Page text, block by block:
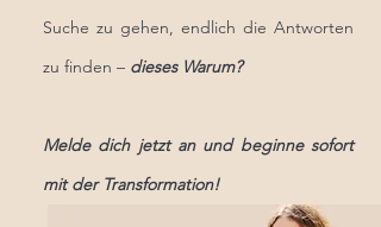
Suche zu gehen, endlich die Antworten
zu finden – dieses Warum?
Melde dich jetzt an und beginne sofort
mit der Transformation!